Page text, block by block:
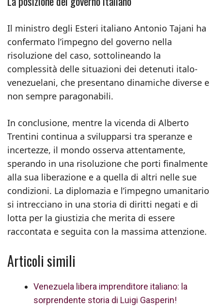
Il ministro degli Esteri italiano Antonio Tajani ha
confermato l’impegno del governo nella
risoluzione del caso, sottolineando la
complessità delle situazioni dei detenuti italo-
venezuelani, che presentano dinamiche diverse e
non sempre paragonabili.
In conclusione, mentre la vicenda di Alberto
Trentini continua a svilupparsi tra speranze e
incertezze, il mondo osserva attentamente,
sperando in una risoluzione che porti finalmente
alla sua liberazione e a quella di altri nelle sue
condizioni. La diplomazia e l’impegno umanitario
si intrecciano in una storia di diritti negati e di
lotta per la giustizia che merita di essere
raccontata e seguita con la massima attenzione.
Articoli simili
Venezuela libera imprenditore italiano: la
sorprendente storia di Luigi Gasperin!